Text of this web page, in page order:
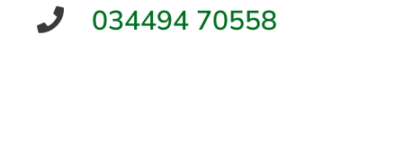
034494 70558